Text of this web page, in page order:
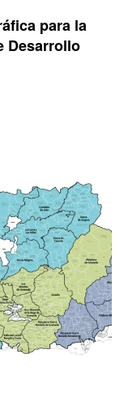
para la
Desarrollo